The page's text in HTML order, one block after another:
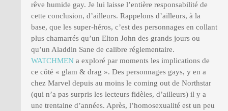
rêve humide gay. Je lui laisse l’entière responsabilité de
cette conclusion, d’ailleurs. Rappelons d’ailleurs, à la
base, que les super-héros, c’est des personnages en collant
plus chamarrés qu’un Elton John des grands jours ou
qu’un Aladdin Sane de calibre réglementaire.
WATCHMEN a exploré par moments les implications de
ce côté « glam & drag ». Des personnages gays, y en a
chez Marvel depuis au moins le coming out de Northstar
(qui n’a pas surpris les lecteurs fidèles, d’ailleurs) il y a
une trentaine d’années. Après, l’homosexualité est un peu